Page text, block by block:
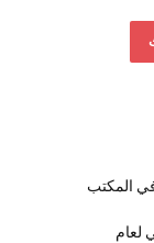
المكتب
لعام